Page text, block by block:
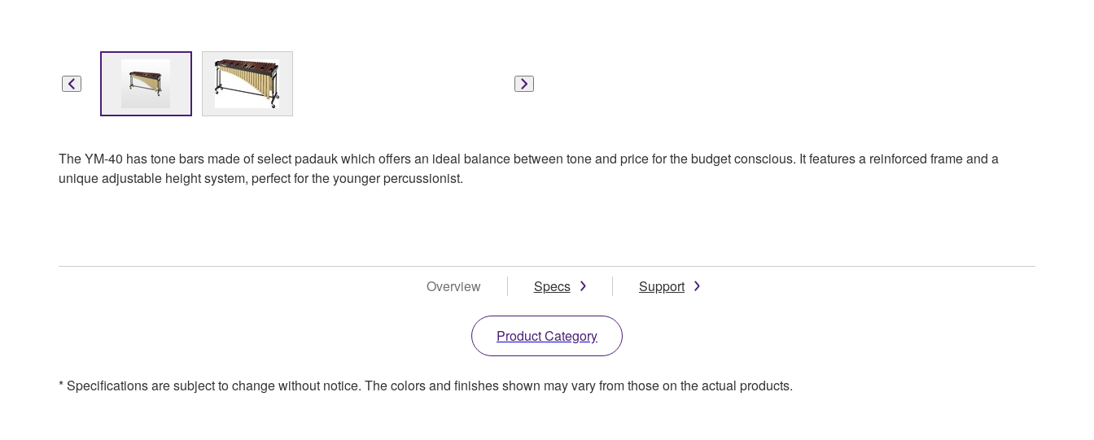
The YM-40 has tone bars made of select padauk which offers an ideal balance between tone and price for the budget conscious. It features a reinforced frame and a
unique adjustable height system, perfect for the younger percussionist.
Overview Specs Support
Product Category
* Specifications are subject to change without notice. The colors and finishes shown may vary from those on the actual products.